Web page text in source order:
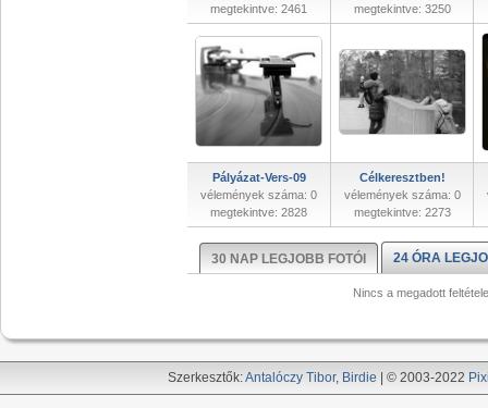
megtekintve: 2461
megtekintve: 3250
Pályázat-Vers-09
vélemények száma: 0
megtekintve: 2828
Célkeresztben!
vélemények száma: 0
megtekintve: 2273
30 NAP LEGJOBB FOTÓI 24 ÓRA
Nincs a megadott
Szerkesztők:Antalóczy Tibor, Birdie | © 2003-2022